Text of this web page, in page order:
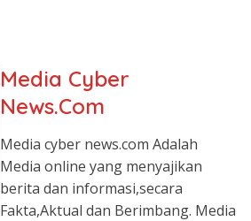
Media Cyber
News.Com
Media cyber news.com Adalah
Media online yang menyajikan
berita dan informasi,secara
Fakta,Aktual dan Berimbang. Media